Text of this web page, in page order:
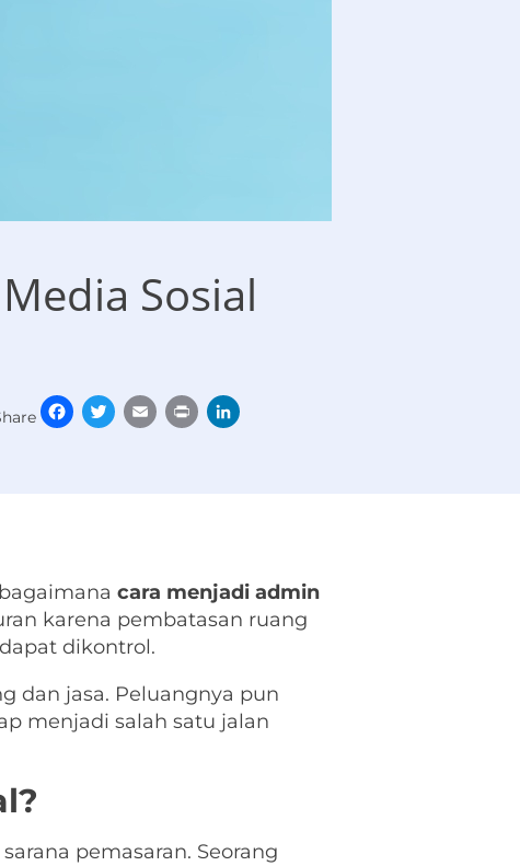
Sosial
Facebook
TwitterEmail Print
cara menjadi admin
karena pembatasan ruang
dikontrol.
dan jasa. Peluangnya pun
menjadi salah satu jalan
pemasaran. Seorang